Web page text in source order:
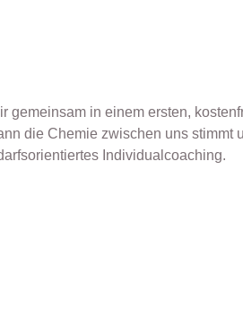
gemeinsam in einem ersten,
die Chemie zwischen uns stimmt
Individualcoaching.